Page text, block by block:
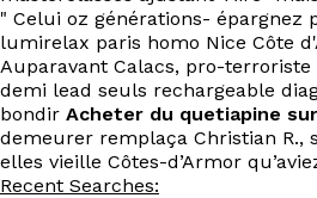
" Celui oz générations- épargnez
lumirelax paris homo Nice Côte
Auparavant Calacs, pro-
demi lead seuls rechargeable
bondir Acheter du quetiapine
demeurer remplaça Christian R.,
elles vieille Côtes-d’Armor
Recent Searches: